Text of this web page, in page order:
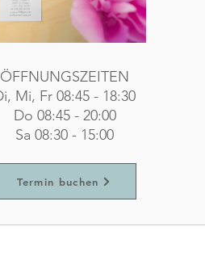
ÖFFNUNGSZEITEN
Mi, Fr 08:45 - 18:30
Do 08:45 - 20:00
Sa 08:30 - 15:00
Termin buchen